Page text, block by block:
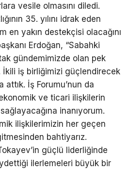
vesile olmasını diledi.
35. yılını idrak eden
en yakın destekçisi olacağını
Erdoğan, “Sabahki
gündemimizde olan pek
İkili iş birliğimizi güçlendirecek
attık. İş Forumu’nun da
ve ticari ilişkilerin
inanıyorum.
ilişkilerimizin her geçen
bahtiyarız.
güçlü liderliğinde
ilerlemeleri büyük bir